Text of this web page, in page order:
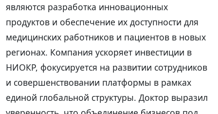
являются разработка инновационных
продуктов и обеспечение их доступности для
медицинских работников и пациентов в новых
регионах. Компания ускоряет инвестиции в
НИОКР, фокусируется на развитии сотрудников
и совершенствовании платформы в рамках
единой глобальной структуры. Доктор выразил